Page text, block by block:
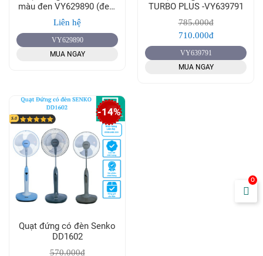
màu đen VY629890 (đen)
- (New 2024)
Liên hệ
VY629890
MUA NGAY
TURBO PLUS -VY639791
785.000đ
710.000đ
VY639791
MUA NGAY
-14%
Quạt đứng có đèn Senko
DD1602
570.000đ
0